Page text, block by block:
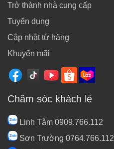
Trở thành nhà cung cấp
Tuyển dụng
Cập nhật từ hãng
Khuyến mãi
Chăm sóc khách lẻ
Linh Tâm 0909.766.112
Sơn Trường 0764.766.112